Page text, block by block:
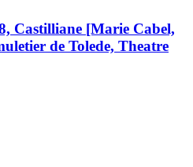
Castilliane [Marie Cabel,
de Tolede, Theatre